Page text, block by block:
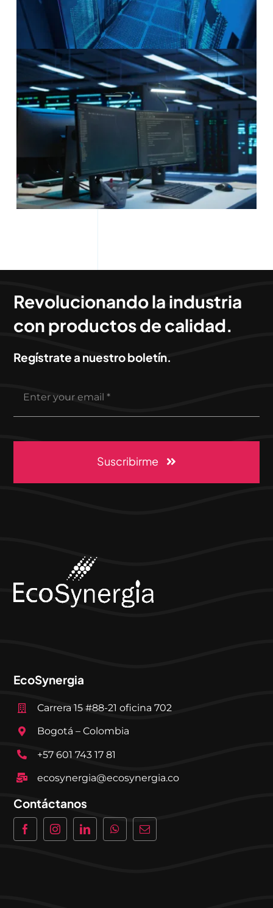
Revolucionando la industria
con productos de calidad.
Regístrate a nuestro boletín.
Suscribirme
EcoSynergia
Carrera 15 #88-21 oficina 702
Bogotá – Colombia
+57 601 743 17 81
ecosynergia@ecosynergia.co
Contáctanos